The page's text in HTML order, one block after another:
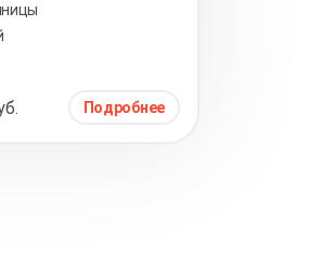
Подробнее